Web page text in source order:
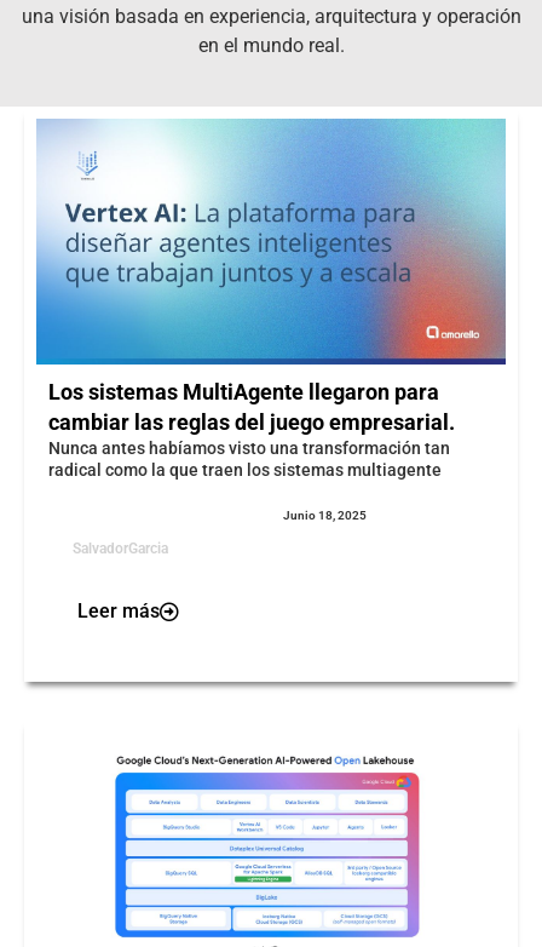
una visión basada en experiencia, arquitectura y operación
en el mundo real.
Los sistemas MultiAgente llegaron para
cambiar las reglas del juego empresarial.
Nunca antes habíamos visto una transformación tan
radical como la que traen los sistemas multiagente
SalvadorGarcia
Junio 18, 2025
Leer más